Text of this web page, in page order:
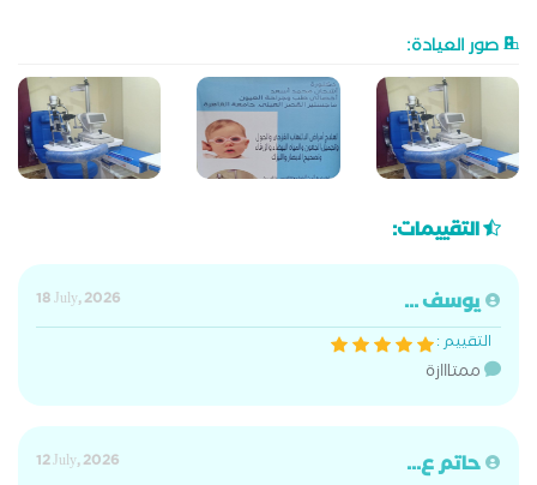
صور العيادة:
التقييمات:
يوسف ...
18 July, 2026
التقييم :
ممتااازة
حاتم ع...
12 July, 2026